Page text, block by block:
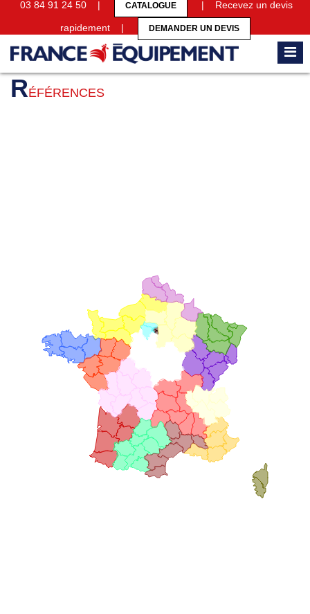
03 84 91 24 50 | CATALOGUE | Recevez un devis
rapidement | DEMANDER UN DEVIS
Accueil Références
RÉFÉRENCES